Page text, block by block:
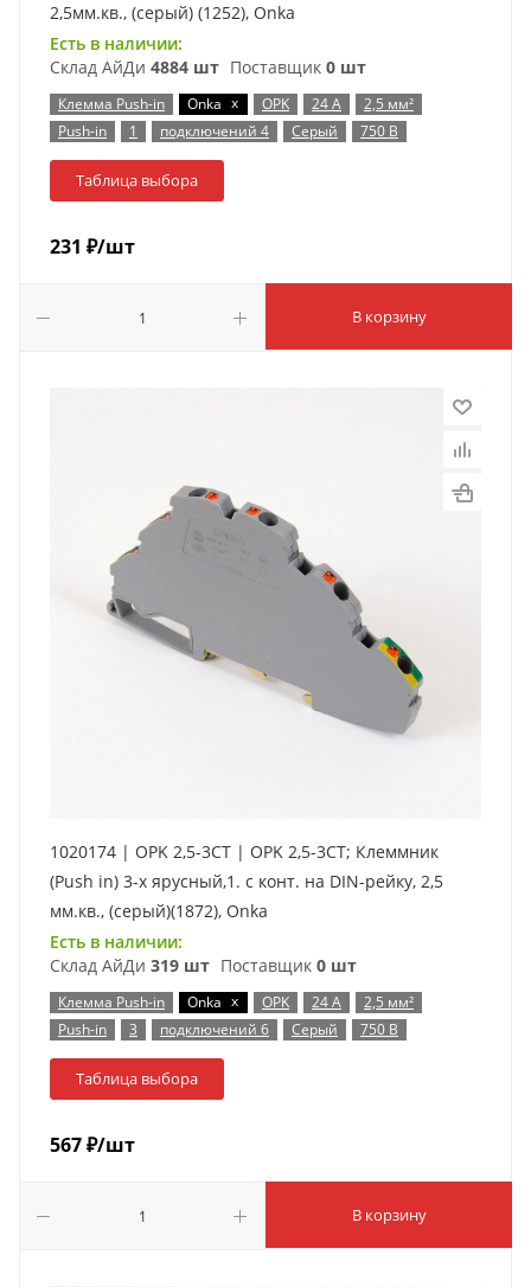
2,5мм.кв., (серый) (1252), Onka
Есть в наличии:
Склад АйДи 4884 шт Поставщик 0 шт
Клемма Push-in Onka x OPK 24 А
2,5 мм²
Push-in
1 подключений 4 Серый 750 В
Таблица выбора
231 ₽/шт
В корзину
1020174 | OPK 2,5-3CT | OPK 2,5-3CT; Клеммник
(Push in) 3-х ярусный,1. с конт. на DIN-рейку, 2,5
мм.кв., (серый)(1872), Onka
Есть в наличии:
Склад АйДи 319 шт Поставщик 0 шт
Клемма Push-in Onka x OPK 24 А
2,5 мм²
Push-in
3 подключений 6 Серый 750 В
Таблица выбора
567₽/шт
В корзину